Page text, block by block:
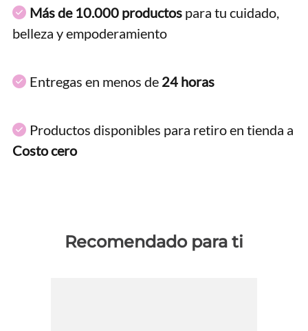
Más de 10.000 productos para tu cuidado,
belleza y empoderamiento
Entregas en menos de 24 horas
Productos disponibles para retiro en tienda a
Costo cero
Recomendado para ti